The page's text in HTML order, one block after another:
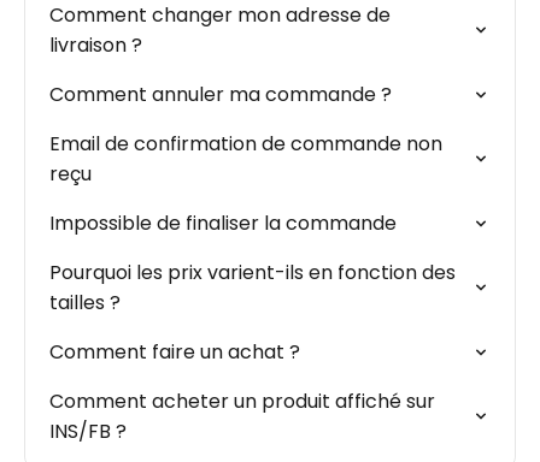
Comment changer mon adresse de
livraison ?
Comment annuler ma commande ?
Email de confirmation de commande non
reçu
Impossible de finaliser la commande
Pourquoi les prix varient-ils en fonction des
tailles ?
Comment faire un achat ?
Comment acheter un produit affiché sur
INS/FB ?